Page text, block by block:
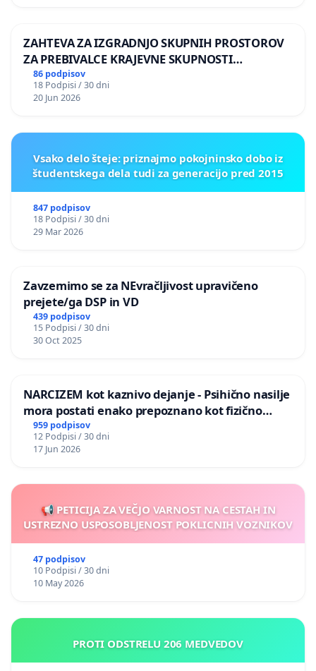
ZAHTEVA ZA IZGRADNJO SKUPNIH PROSTOROV
ZA PREBIVALCE KRAJEVNE SKUPNOSTI
PRESTRANEK
86 podpisov
18 Podpisi / 30 dni
20 Jun 2026
Vsako delo šteje: priznajmo pokojninsko dobo iz
študentskega dela tudi za generacijo pred 2015
847 podpisov
18 Podpisi / 30 dni
29 Mar 2026
Zavzemimo se za NEvračljivost upravičeno
prejete/ga DSP in VD
439 podpisov
15 Podpisi / 30 dni
30 Oct 2025
NARCIZEM kot kaznivo dejanje - Psihično nasilje
mora postati enako prepoznano kot fizično
nasilje
959 podpisov
12 Podpisi / 30 dni
17 Jun 2026
📢 PETICIJA ZA VEČJO VARNOST NA CESTAH IN
USTREZNO USPOSOBLJENOST POKLICNIH VOZNIKOV
47 podpisov
10 Podpisi / 30 dni
10 May 2026
PROTI ODSTRELU 206 MEDVEDOV